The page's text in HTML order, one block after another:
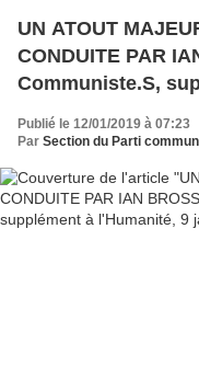
UN ATOUT
CONDUITE PAR
Communiste.S,
janvier 2019)
Publié le 12/01/2019 à 07:23
Par Section du Parti